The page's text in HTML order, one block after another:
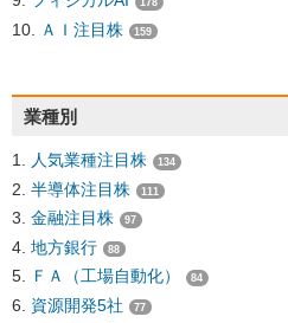
178
ＡＩ注目株 159
業種別
人気業種注目株 134
半導体注目株 111
金融注目株 97
地方銀行 88
ＦＡ（工場自動化） 84
資源開発5社 77